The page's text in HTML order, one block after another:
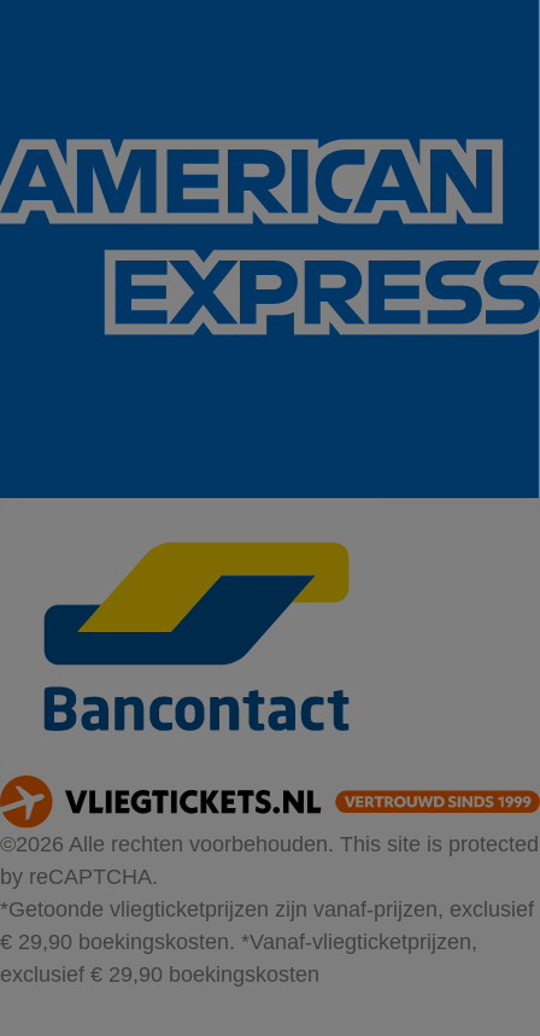
©2026 Alle rechten voorbehouden. This site is protected
by reCAPTCHA.
*Getoonde vliegticketprijzen zijn vanaf-prijzen, exclusief
€ 29,90 boekingskosten. *Vanaf-vliegticketprijzen,
exclusief € 29,90 boekingskosten